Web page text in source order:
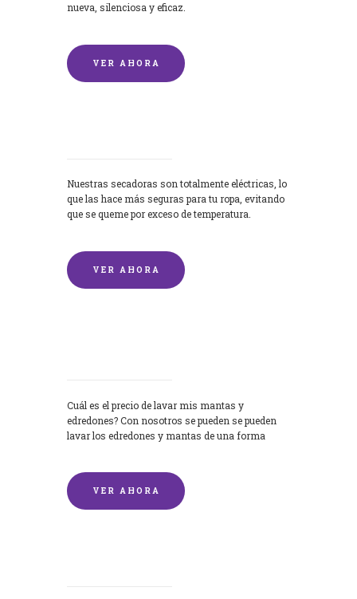
nueva, silenciosa y eficaz.
VER AHORA
Nuestras secadoras son totalmente eléctricas, lo
que las hace más seguras para tu ropa, evitando
que se queme por exceso de temperatura.
VER AHORA
Cuál es el precio de lavar mis mantas y
edredones? Con nosotros se pueden se pueden
lavar los edredones y mantas de una forma
VER AHORA